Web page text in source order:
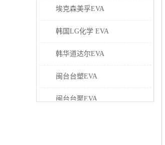
埃克森美孚EVA
韩国LG化学 EVA
韩华道达尔EVA
闽台台塑EVA
闽台台聚EVA